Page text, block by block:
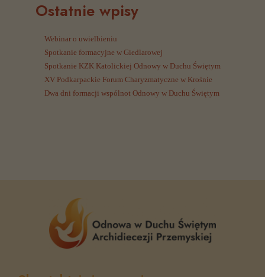
Ostatnie wpisy
Webinar o uwielbieniu
Spotkanie formacyjne w Giedlarowej
Spotkanie KZK Katolickiej Odnowy w Duchu Świętym
XV Podkarpackie Forum Charyzmatyczne w Krośnie
Dwa dni formacji wspólnot Odnowy w Duchu Świętym